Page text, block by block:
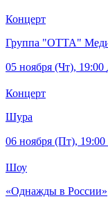
Концерт
Группа "ОТТА"
05 ноября (Чт), 19:00
Концерт
Шура
06 ноября (Пт), 19:00
Шоу
«Однажды в России»